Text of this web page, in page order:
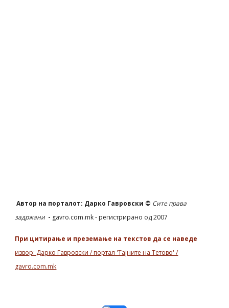
Автор на порталот: Дарко Гавровски © Сите права
задржани - gavro.com.mk - регистрирано од 2007
При цитирање и преземање на текстов да се наведе
извор: Дарко Гавровски / портал 'Тајните на Тетово' /
gavro.com.mk